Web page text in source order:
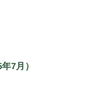
7月）